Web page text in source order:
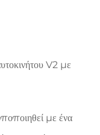
V2 με
με ένα